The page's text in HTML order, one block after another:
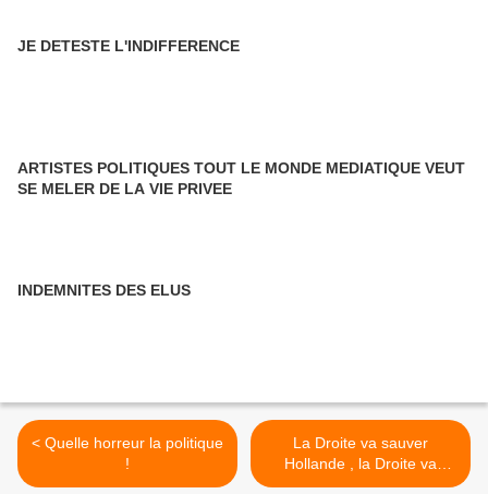
JE DETESTE L'INDIFFERENCE
ARTISTES POLITIQUES TOUT LE MONDE MEDIATIQUE VEUT
SE MELER DE LA VIE PRIVEE
INDEMNITES DES ELUS
< Quelle horreur la politique
!
La Droite va sauver
Hollande , la Droite va
sauver le pouvoir >